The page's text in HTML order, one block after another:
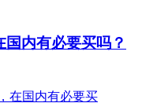
内有必要买吗？